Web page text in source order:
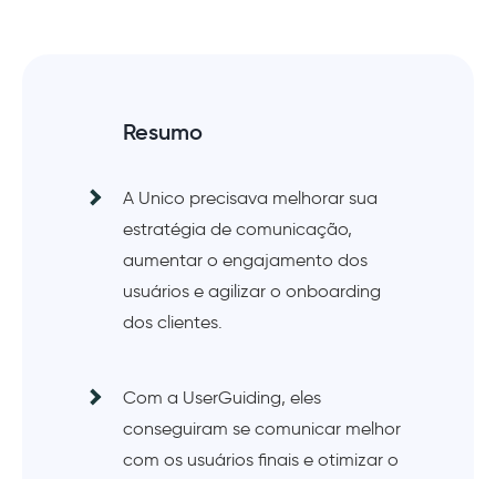
Resumo
A Unico precisava melhorar sua
estratégia de comunicação,
aumentar o engajamento dos
usuários e agilizar o onboarding
dos clientes.
Com a UserGuiding, eles
conseguiram se comunicar melhor
com os usuários finais e otimizar o